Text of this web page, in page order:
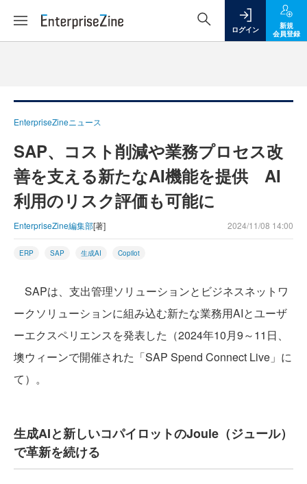
ログイン
新規
会員登録
EnterpriseZineニュース
SAP、コスト削減や業務プロセス改
善を支える新たなAI機能を提供 AI
利用のリスク評価も可能に
EnterpriseZine編集部[著] 2024/11/08 14:00
ERP SAP 生成AI Copilot
SAPは、支出管理ソリューションとビジネスネットワ
ークソリューションに組み込む新たな業務用AIとユーザ
ーエクスペリエンスを発表した（2024年10月9～11日、
墺ウィーンで開催された「SAP Spend Connect Live」に
て）。
生成AIと新しいコパイロットのJoule（ジュール）
で革新を続ける